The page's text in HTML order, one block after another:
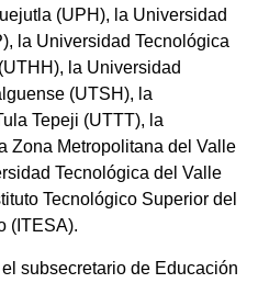
(UPH), la Universidad
la Universidad Tecnológica
la Universidad
(UTSH), la
Tepeji (UTTT), la
Zona Metropolitana del Valle
Tecnológica del Valle
Tecnológico Superior del
(ITESA).
subsecretario de Educación